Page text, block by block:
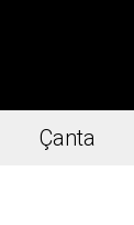
Çanta